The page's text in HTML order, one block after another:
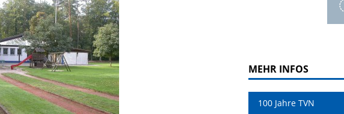
MEHR INFOS
100 Jahre TVN